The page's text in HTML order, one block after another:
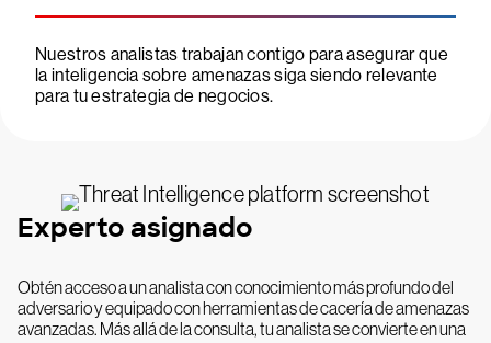
Nuestros analistas trabajan contigo para asegurar que
la inteligencia sobre amenazas siga siendo relevante
para tu estrategia de negocios.
Experto asignado
Obtén acceso a un analista con conocimiento más profundo del
adversario y equipado con herramientas de cacería de amenazas
avanzadas. Más allá de la consulta, tu analista se convierte en una